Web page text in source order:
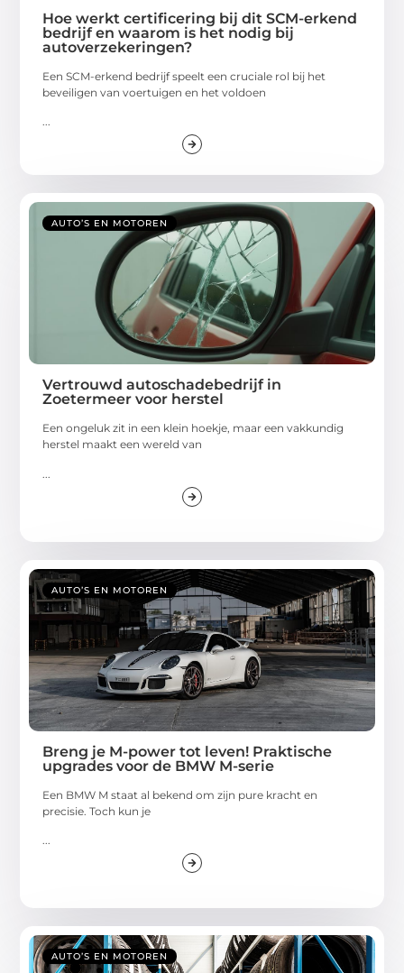
Hoe werkt certificering bij dit SCM-erkend
bedrijf en waarom is het nodig bij
autoverzekeringen?
Een SCM-erkend bedrijf speelt een cruciale rol bij het
beveiligen van voertuigen en het voldoen
...
AUTO’S EN MOTOREN
Vertrouwd autoschadebedrijf in
Zoetermeer voor herstel
Een ongeluk zit in een klein hoekje, maar een vakkundig
herstel maakt een wereld van
AUTO’S EN MOTOREN
Breng je M-power tot leven! Praktische
upgrades voor de BMW M-serie
Een BMW M staat al bekend om zijn pure kracht en
precisie. Toch kun je
...
AUTO’S EN MOTOREN